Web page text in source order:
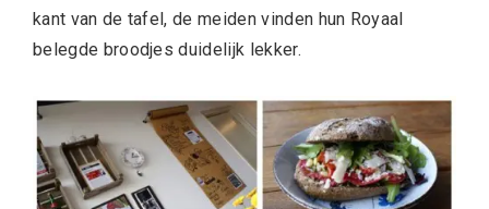
kant van de tafel, de meiden vinden hun Royaal
belegde broodjes duidelijk lekker.